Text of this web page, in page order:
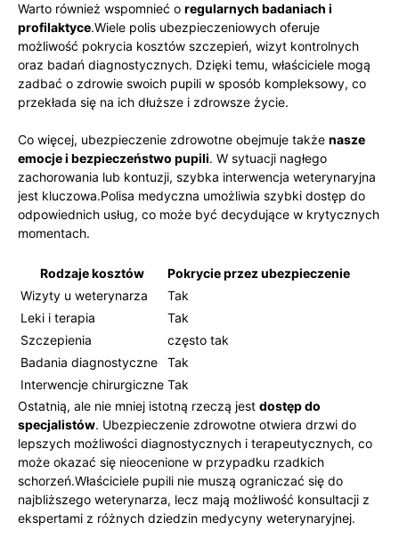
Warto również wspomnieć o regularnych badaniach i
‌profilaktyce.Wiele polis ubezpieczeniowych oferuje
możliwość pokrycia kosztów ‍szczepień, wizyt kontrolnych
oraz badań diagnostycznych. Dzięki temu, właściciele‍ mogą
⁢zadbać​ o‍ zdrowie‍ swoich pupili w sposób‍ kompleksowy, co
⁤przekłada się na ich dłuższe i zdrowsze życie.
Co⁣ więcej, ubezpieczenie zdrowotne⁣ obejmuje także nasze
emocje i bezpieczeństwo pupili. W sytuacji nagłego
zachorowania lub kontuzji, szybka interwencja weterynaryjna
⁣jest kluczowa.Polisa medyczna ‌umożliwia szybki dostęp do ​
odpowiednich usług, co może być decydujące w⁤ krytycznych
momentach.
Rodzaje kosztów
Pokrycie przez​ ubezpieczenie
Wizyty u weterynarza
Tak
Leki i terapia
Tak
Szczepienia
często tak
Badania diagnostyczne
Tak
Interwencje chirurgiczne Tak
Ostatnią, ale nie ⁤mniej istotną rzeczą jest dostęp do
specjalistów. Ubezpieczenie zdrowotne otwiera drzwi do
‌lepszych możliwości diagnostycznych i terapeutycznych, co
może okazać się nieocenione w ⁤przypadku rzadkich
schorzeń.Właściciele ‌pupili‍ nie muszą ograniczać się do
najbliższego weterynarza, lecz mają możliwość ⁣konsultacji z
ekspertami z różnych dziedzin ‍medycyny weterynaryjnej.